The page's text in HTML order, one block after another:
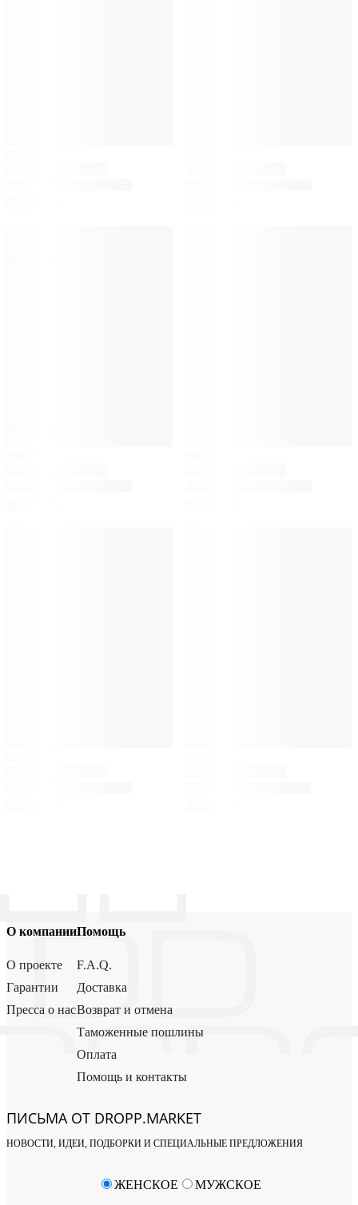
О компании
О проекте
Гарантии
Пресса о нас
Помощь
F.A.Q.
Доставка
Возврат и отмена
Таможенные пошлины
Оплата
Помощь и контакты
ПИСЬМА ОТ DROPP.MARKET
НОВОСТИ, ИДЕИ, ПОДБОРКИ И СПЕЦИАЛЬНЫЕ ПРЕДЛОЖЕНИЯ
ЖЕНСКОЕ МУЖСКОЕ